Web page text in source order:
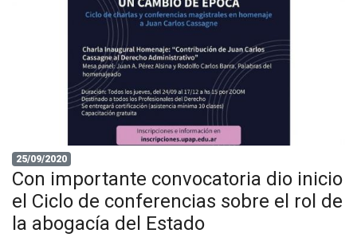
25/09/2020
Con importante convocatoria dio inicio
el Ciclo de conferencias sobre el rol de
la abogacía del Estado